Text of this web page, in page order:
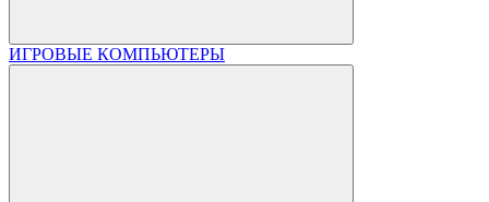
ИГРОВЫЕ КОМПЬЮТЕРЫ